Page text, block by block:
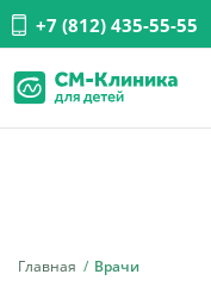
+7 (812) 435-55-55
Главная Врачи
Услуги